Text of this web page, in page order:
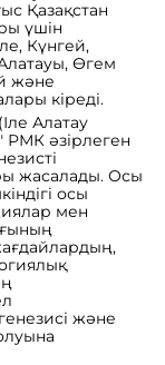
Қазақстан
үшін
Күнгей,
Өгем
және
кіреді.
Алатау
РМК әзірлеген
жасалады. Осы
осы
мен
және